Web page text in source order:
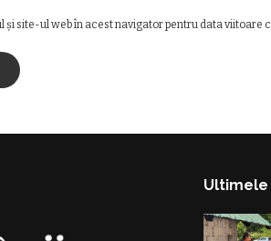
site-ul web în acest navigator pentru data viitoare